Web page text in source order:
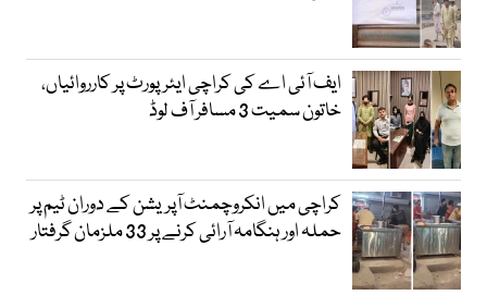
ایف آئی اے کی کراچی ایئرپورٹ پر کارروائیاں،
خاتون سمیت 3 مسافر آف لوڈ
کراچی میں انکروچمنٹ آپریشن کے دوران ٹیم پر
حملہ اور ہنگامہ آرائی کرنے پر 33 ملزمان گرفتار